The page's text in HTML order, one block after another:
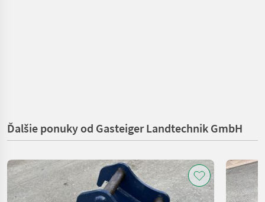
Ďalšie ponuky od Gasteiger Landtechnik GmbH